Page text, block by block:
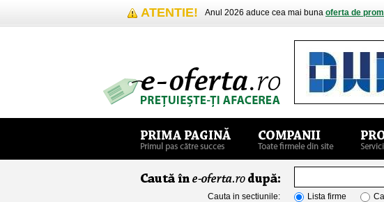
ATENTIE! Anul 2026 aduce cea mai buna oferta de
Cauta in sectiunile: Lista firme